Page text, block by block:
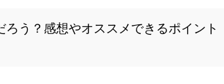
う？感想やオススメできるポイント